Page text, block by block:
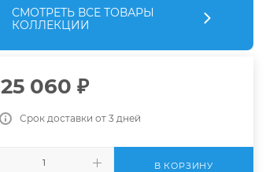
СМОТРЕТЬ ВСЕ ТОВАРЫ
КОЛЛЕКЦИИ
25 060 ₽
Срок доставки от 3 дней
В КОРЗИНУ